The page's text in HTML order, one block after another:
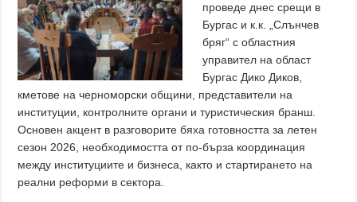
проведе днес срещи в
Бургас и к.к. „Слънчев
бряг“ с областния
управител на област
Бургас Дико Диков,
кметове на черноморски общини, представители на
институции, контролните органи и туристическия бранш.
Основен акцент в разговорите бяха готовността за летен
сезон 2026, необходимостта от по-бърза координация
между институциите и бизнеса, както и стартирането на
реални реформи в сектора.